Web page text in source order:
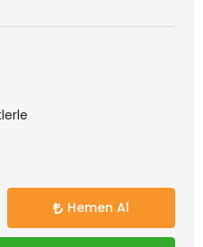
Hemen Al